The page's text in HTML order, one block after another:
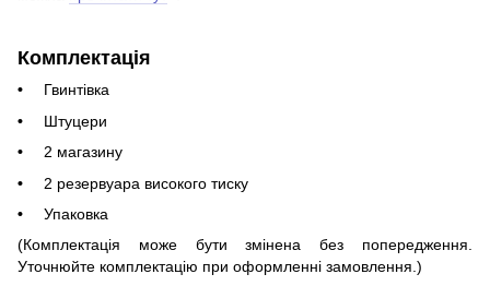
Комплектація
Гвинтівка
Штуцери
2 магазину
2 резервуара високого тиску
Упаковка
(Комплектація може бути змінена без попередження.
Уточнюйте комплектацію при оформленні замовлення.)